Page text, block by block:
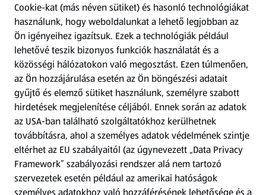
Kérdőív
Fizetési lehetőségek
ALDI utalványok
Árcsökkentés
Adattörlő alkalmazás
Szervizpont
Cookie-kat (más néven sütiket) és hasonló technológiákat
használunk, hogy weboldalunkat a lehető legjobban az
Ön igényeihez igazítsuk. Ezek a technológiák például
lehetővé teszik bizonyos funkciók használatát és a
közösségi hálózatokon való megosztást. Ezen túlmenően,
az Ön hozzájárulása esetén az Ön böngészési adatait
gyűjtő és elemző sütiket használunk, személyre szabott
hirdetések megjelenítése céljából. Ennek során az adatok
az USA-ban található szolgáltatókhoz kerülhetnek
továbbításra, ahol a személyes adatok védelmének szintje
eltérhet az EU szabályaitól (az úgynevezett „Data Privacy
Framework” szabályozási rendszer alá nem tartozó
szervezetek esetén például az amerikai hatóságok